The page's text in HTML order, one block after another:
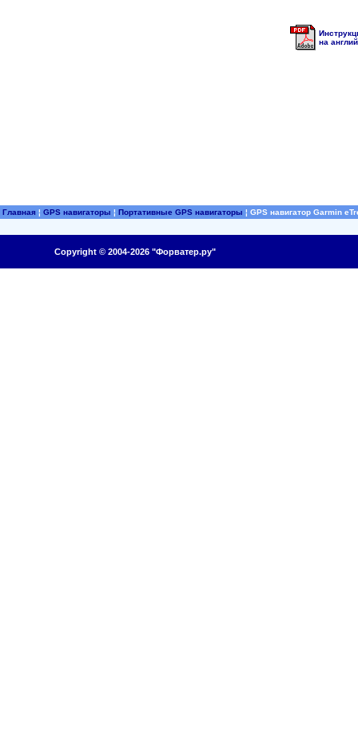
на
Главная ¦ GPS навигаторы ¦ Портативные GPS навигаторы ¦ GPS навигатор Garmin
Copyright © 2004-2026 "Форватер.ру"